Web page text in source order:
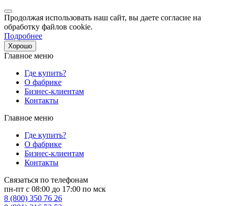
Продолжая использовать наш сайт, вы даете согласие на
обработку файлов cookie.
Подробнее
Хорошо
Главное меню
Где купить?
О фабрике
Бизнес-клиентам
Контакты
Главное меню
Где купить?
О фабрике
Бизнес-клиентам
Контакты
Связаться по телефонам
пн-пт с 08:00 до 17:00 по мск
8 (800) 350 76 26